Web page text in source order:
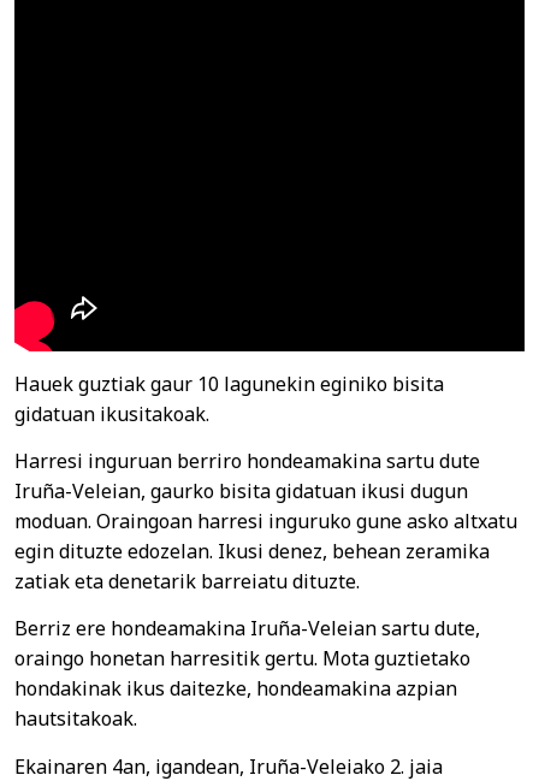
Hauek guztiak gaur 10 lagunekin eginiko bisita
gidatuan ikusitakoak.
Harresi inguruan berriro hondeamakina sartu dute
Iruña-Veleian, gaurko bisita gidatuan ikusi dugun
moduan. Oraingoan harresi inguruko gune asko altxatu
egin dituzte edozelan. Ikusi denez, behean zeramika
zatiak eta denetarik barreiatu dituzte.
Berriz ere hondeamakina Iruña-Veleian sartu dute,
oraingo honetan harresitik gertu. Mota guztietako
hondakinak ikus daitezke, hondeamakina azpian
hautsitakoak.
Ekainaren 4an, igandean, Iruña-Veleiako 2. jaia